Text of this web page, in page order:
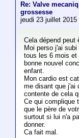
Re: Valve
grossesse
jeudi 23 juillet 2015
Cela dépend peut
Moi perso j'ai
tous les 6 mois et
bonne nouvel
enfant.
Mon cardio est
me disant que j'ai
contente de cela
Ce qui complique
que le père de
surtout si lui n'a
donner.
Ca fait mal.